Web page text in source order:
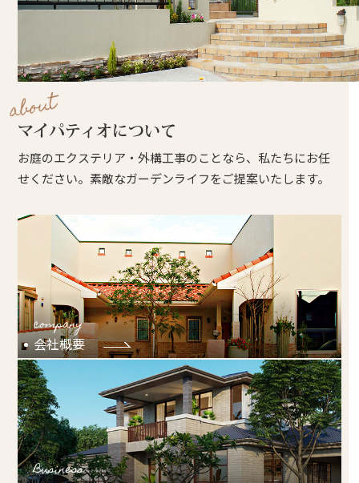
about
マイパティオについて
お庭のエクステリア・外構工事のことなら、私たちにお任
せください。素敵なガーデンライフをご提案いたします。
company
会社概要
Business